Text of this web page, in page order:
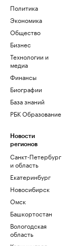
Политика
Экономика
Общество
Бизнес
Технологии и
медиа
Финансы
Биографии
База знаний
РБК Образование
Новости
регионов
Санкт-Петербург
и область
Екатеринбург
Новосибирск
Омск
Башкортостан
Вологодская
область